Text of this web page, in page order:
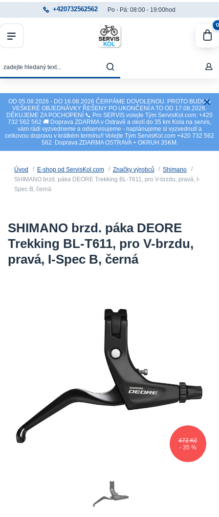
OD 05.08.2026 - DO 16.08.2026 ČERPÁME DOVOLENOU. PROTO BUDOU
VEŠKERÉ OBJEDNÁVKY ŘEŠENY PO UKONČENÍ A TO OD 17.08.2026.
DĚKUJEME ZA POCHOPENÍ 📞 Pro SERVIS volejte Tým ServisKol.com: +420
732 562 562 🚚 Doprava ZDARMA v Ostravě a okolí do 35 km Kola na servis,
vám rádi vyzvedneme a odservisujeme - naplánujeme si vyzvednutí a
celkovou dopravu v krátkém termínu!! Volejte Tým ServisKol.com +420 732 562
562. Doprava ZDARMA OSTRAVA + OKRUH 35KM.
+420732562562 Po - Pá: 08:00 - 19:00hod
0
Úvod E-shop od ServisKol.com Značky výrobců
Shimano
SHIMANO brzd. páka DEORE Trekking BL-T611, pro V-brzdu, pravá, I-
Spec B, černá
SHIMANO brzd. páka DEORE
Trekking BL-T611, pro V-brzdu,
pravá, I-Spec B, černá
472 Kč
- 35 %